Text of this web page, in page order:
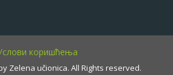
Zelena učionica. All Rights reserved.
коришћења